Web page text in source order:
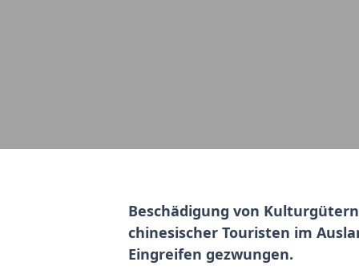
Beschädigung von
chinesischer Touristen im
Eingreifen gezwungen.